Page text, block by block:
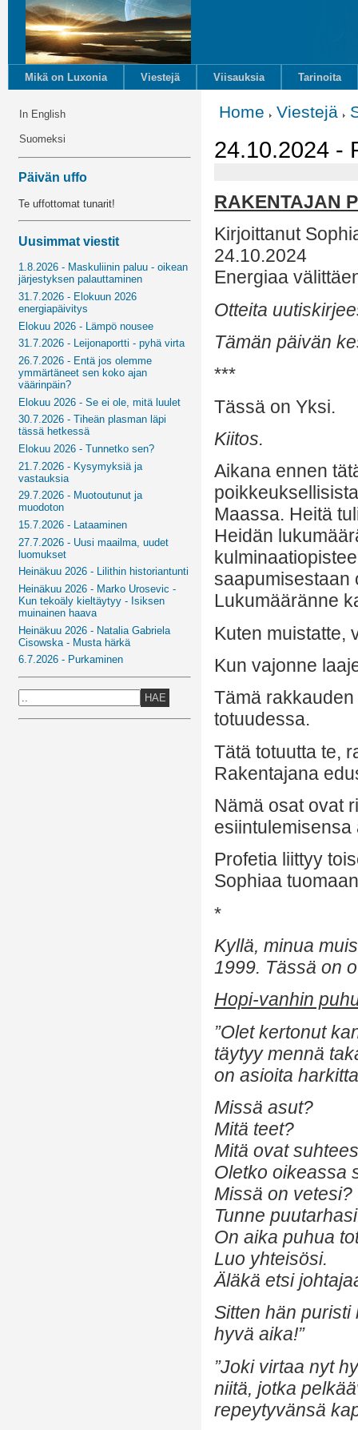
Mikä on Luxonia Viestejä Viisauksia Tarinoita
In English
Suomeksi
Päivän uffo
Te uffottomat tunarit!
Uusimmat viestit
1.8.2026 - Maskuliinin paluu - oikean
järjestyksen palauttaminen
31.7.2026 - Elokuun 2026
energiapäivitys
Elokuu 2026 - Lämpö nousee
31.7.2026 - Leijonaportti - pyhä virta
26.7.2026 - Entä jos olemme
ymmärtäneet sen koko ajan
väärinpäin?
Elokuu 2026 - Se ei ole, mitä luulet
30.7.2026 - Tiheän plasman läpi
tässä hetkessä
Elokuu 2026 - Tunnetko sen?
21.7.2026 - Kysymyksiä ja
vastauksia
29.7.2026 - Muotoutunut ja
muodoton
15.7.2026 - Lataaminen
27.7.2026 - Uusi maailma, uudet
luomukset
Heinäkuu 2026 - Lilithin historiantunti
Heinäkuu 2026 - Marko Urosevic -
Kun tekoäly kieltäytyy - Isiksen
muinainen haava
Heinäkuu 2026 - Natalia Gabriela
Cisowska - Musta härkä
6.7.2026 - Purkaminen
HAE
Home Viestejä
24.10.2024 -
RAKENTAJAN
Kirjoittanut
24.10.2024
Energiaa
Otteita
Tämän päivän
***
Tässä on Yksi.
Kiitos.
Aikana ennen
Maassa. Heitä
Heidän
saapumisestaan
Lukumääränne
Kuten muistatte,
Kun vajonne
Tämä
totuudessa.
Tätä totuutta te,
Rakentajana
Nämä osat ovat
esiintulemisensa
Profetia liittyy
Sophiaa
*
Kyllä, minua
1999. Tässä on
Hopi-vanhin
”Olet kertonut
täytyy mennä
on asioita
Missä asut?
Mitä teet?
Mitä ovat
Oletko oikeassa
Missä on vetesi?
Tunne
On aika puhua
Luo yhteisösi.
Äläkä etsi
Sitten hän puristi
hyvä aika!”
”Joki virtaa nyt
niitä, jotka
repeytyvänsä